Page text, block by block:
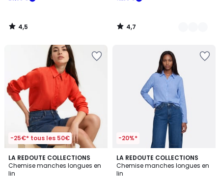
4,5
/
4,7
/
-25€* tous les 50€
LA REDOUTE COLLECTIONS
Chemise manches longues en
lin
4,7
/ 5
-20%*
LA REDOUTE COLLECTIONS
Chemise manches longues en
lin
4,7
/ 5
2
Couleurs